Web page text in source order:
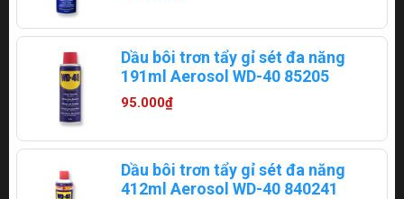
Dầu bôi trơn tẩy gỉ sét đa năng
191ml Aerosol WD-40 85205
95.000₫
Dầu bôi trơn tẩy gỉ sét đa năng
412ml Aerosol WD-40 840241